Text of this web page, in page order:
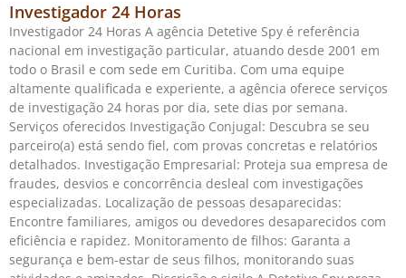
Investigador 24 Horas
Investigador 24 Horas A agência Detetive Spy é referência
nacional em investigação particular, atuando desde 2001 em
todo o Brasil e com sede em Curitiba. Com uma equipe
altamente qualificada e experiente, a agência oferece serviços
de investigação 24 horas por dia, sete dias por semana.
Serviços oferecidos Investigação Conjugal: Descubra se seu
parceiro(a) está sendo fiel, com provas concretas e relatórios
detalhados. Investigação Empresarial: Proteja sua empresa de
fraudes, desvios e concorrência desleal com investigações
especializadas. Localização de pessoas desaparecidas:
Encontre familiares, amigos ou devedores desaparecidos com
eficiência e rapidez. Monitoramento de filhos: Garanta a
segurança e bem-estar de seus filhos, monitorando suas